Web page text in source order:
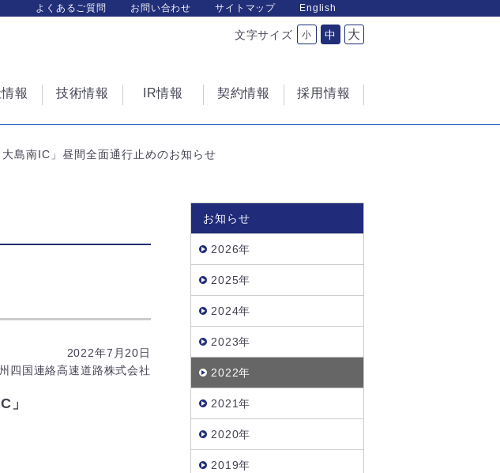
よくあるご質問 お問い合わせ サイトマップ English
文字サイズ 小 中 大
報 技術情報 IR情報 契約情報 採用情報
島南IC」昼間全面通行止めのお知らせ
2022年7月20日
四国連絡高速道路株式会社
」
お知らせ
2026年
2025年
2024年
2023年
2022年
2021年
2020年
2019年